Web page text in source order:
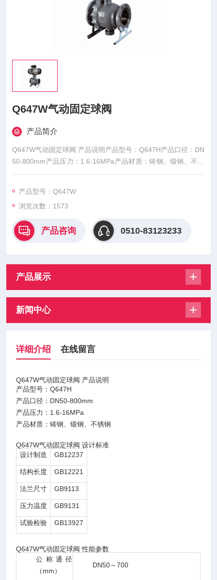
Q647W气动固定球阀
产品简介
Q647W气动固定球阀 产品说明产品型号：Q647H产品口径：DN
50-800mm产品压力：1.6-16MPa产品材质：铸钢、锻钢、不锈
钢Q647W气动固定球阀
产品型号：Q647W
浏览次数： 1573
产品咨询 0510-83123233
产品展示
新闻中心
详细介绍 在线留言
Q647W气动固定球阀 产品说明
产品型号：Q647H
产品口径：DN50-800mm
产品压力：1.6-16MPa
产品材质：铸钢、锻钢、不锈钢
Q647W气动固定球阀 设计标准
设计制造
GB12237
结构长度 GB12221
法兰尺寸 GB9113
压力温度 GB9131
试验检验 GB13927
Q647W气动固定球阀 性能参数
公称通径
（mm）
DN50～700